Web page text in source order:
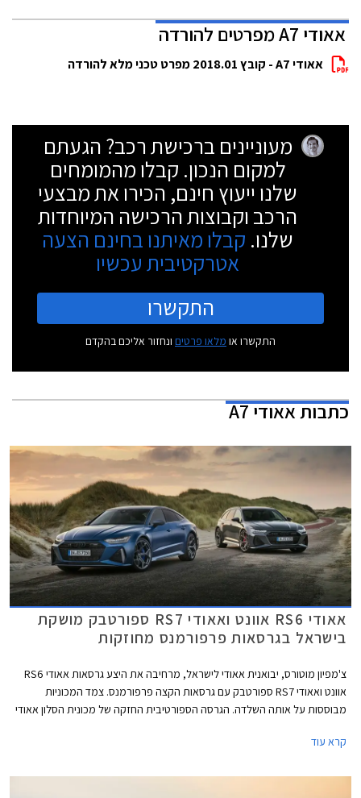
אאודי A7 מפרטים להורדה
אאודי A7 - קובץ 2018.01 מפרט טכני מלא להורדה
מעוניינים ברכישת רכב? הגעתם
למקום הנכון. קבלו מהמומחים
שלנו ייעוץ חינם, הכירו את מבצעי
הרכב וקבוצות הרכישה המיוחדות
שלנו. קבלו מאיתנו בחינם הצעה
אטרקטיבית עכשיו
התקשרו
התקשרו או מלאו פרטים ונחזור אליכם בהקדם
כתבותאאודי A7
אאודי RS6 אוונט ואאודי RS7 ספורטבק מושקת
בישראל בגרסאות פרפורמנס מחוזקות
צ'מפיון מוטורס, יבואנית אאודי לישראל, מרחיבה את היצע גרסאות אאודי RS6
אוונט ואאודי RS7 ספורטבק עם גרסאות הקצה פרפורמנס. צמד המכוניות
מבוססות על אותה השלדה. הגרסה הספורטיבית החזקה של מכונית הסלון אאודי
קרא עוד